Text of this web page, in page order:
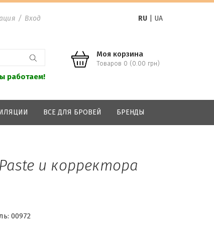
/ Вход RU| UA
работаем!
Моя корзина
Товаров 0 (0.00 грн)
ВСЕ ДЛЯ БРОВЕЙ БРЕНДЫ
и корректора
00972